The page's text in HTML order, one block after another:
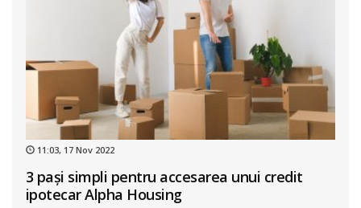
11:03, 17 Nov 2022
3 pași simpli pentru accesarea unui credit
ipotecar Alpha Housing